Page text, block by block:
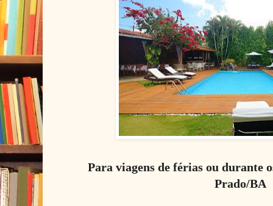
Para viagens de férias ou durante
Prado/BA